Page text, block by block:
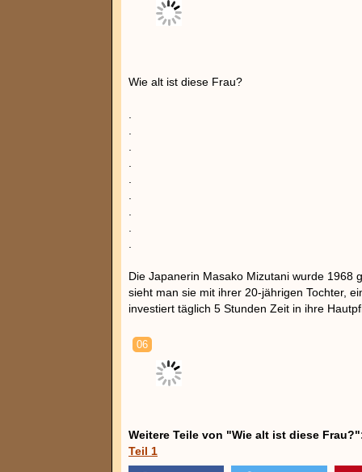
Wie alt ist diese Frau?
Die Japanerin Masako Mizutani wurde 1968
sieht man sie mit ihrer 20-jährigen Tochter,
investiert täglich 5 Stunden Zeit in ihre
06
Weitere Teile von "Wie alt ist diese
Teil 1